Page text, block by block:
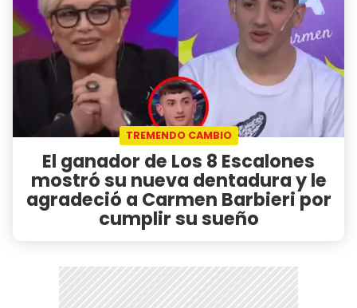
TREMENDO CAMBIO
El ganador de Los 8 Escalones
mostró su nueva dentadura y le
agradeció a Carmen Barbieri por
cumplir su sueño